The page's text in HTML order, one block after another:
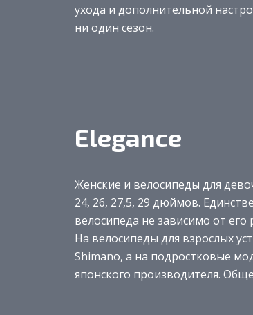
ухода и дополнительной
ни один сезон.
Elegance
Женские и велосипеды для
24, 26, 27,5, 29 дюймов.
велосипеда не зависимо от
На велосипеды для взрослых
Shimano, а на подростковые
японского производителя.